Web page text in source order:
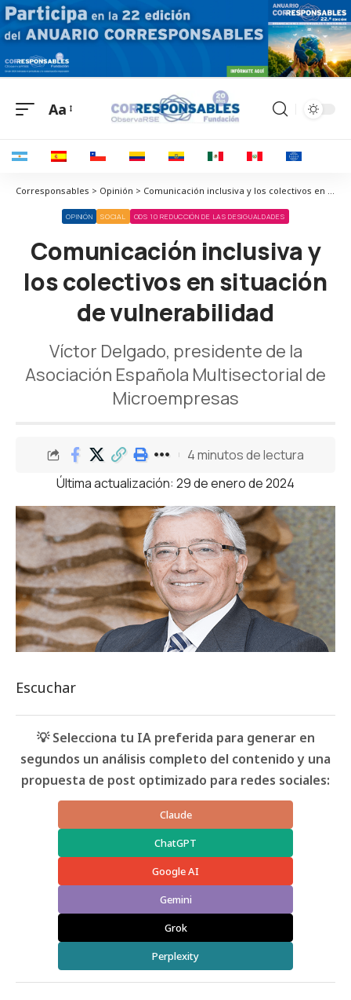
Aa
Corresponsables > Opinión > Comunicación inclusiva y los colectivos en situación de vulnerabilidad
OPINIÓN SOCIAL ODS 10 REDUCCIÓN DE LAS DESIGUALDADES
Comunicación inclusiva y
los colectivos en situación
de vulnerabilidad
Víctor Delgado, presidente de la
Asociación Española Multisectorial de
Microempresas
Última actualización: 29 de enero de 2024
4 minutos de lectura
Escuchar
💡 Selecciona tu IA preferida para generar en
segundos un análisis completo del contenido y una
propuesta de post optimizado para redes sociales:
Claude
ChatGPT
Google AI
Gemini
Grok
Perplexity